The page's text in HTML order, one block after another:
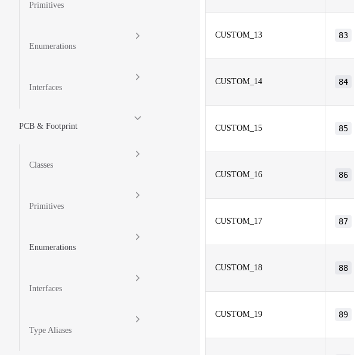
Primitives
Enumerations
Interfaces
PCB & Footprint
Classes
Primitives
Enumerations
Interfaces
Type Aliases
CUSTOM_13 83
CUSTOM_14 84
CUSTOM_15 85
CUSTOM_16 86
CUSTOM_17 87
CUSTOM_18 88
CUSTOM_19 89